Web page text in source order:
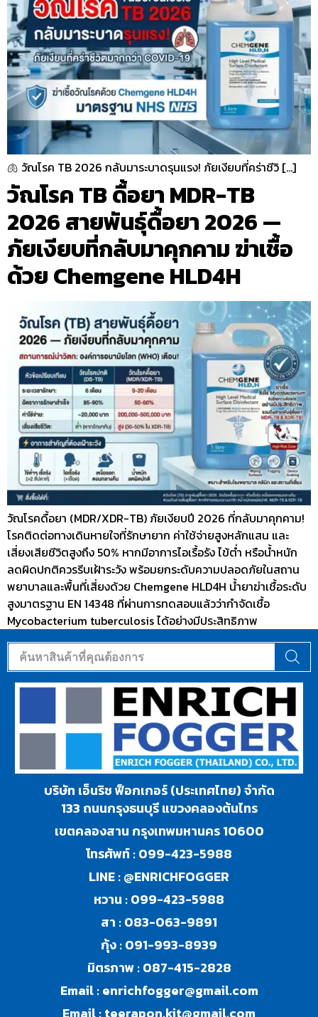
🫁 วัณโรค TB 2026 กลับมาระบาดรุนแรง! ภัยเงียบที่คร่าชีวิ […]
วัณโรค TB ดื้อยา MDR-TB
2026 สายพันธุ์ดื้อยา 2026 —
ภัยเงียบที่กลับมาคุกคาม ฆ่าเชื้อ
ด้วย Chemgene HLD4H
วัณโรคดื้อยา (MDR/XDR-TB) ภัยเงียบปี 2026 ที่กลับมาคุกคาม!
โรคติดต่อทางเดินหายใจที่รักษายาก ค่าใช้จ่ายสูงหลักแสน และ
เสี่ยงเสียชีวิตสูงถึง 50% หากมีอาการไอเรื้อรัง ไข้ต่ำ หรือน้ำหนัก
ลดผิดปกติควรรีบเฝ้าระวัง พร้อมยกระดับความปลอดภัยในสถาน
พยาบาลและพื้นที่เสี่ยงด้วย Chemgene HLD4H น้ำยาฆ่าเชื้อระดับ
สูงมาตรฐาน EN 14348 ที่ผ่านการทดสอบแล้วว่ากำจัดเชื้อ
Mycobacterium tuberculosis ได้อย่างมีประสิทธิภาพ
บริษัท เอ็นริช ฟ็อกเกอร์ (ประเทศไทย) จำกัด
133 ถนนกรุงธนบุรี แขวงคลองต้นไทร
เขตคลองสาน กรุงเทพมหานคร 10600
โทรศัพท์ :099-423-5988
LINE :@ENRICHFOGGER
หวาน :099-423-5988
สา :083-063-9891
กุ้ง :091-993-8939
มิตรภาพ :087-415-2828
Email :enrichfogger@gmail.com
Email :teerapon.kit@gmail.com